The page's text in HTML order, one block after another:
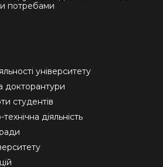
потребами
університету
докторантури
студентів
діяльність